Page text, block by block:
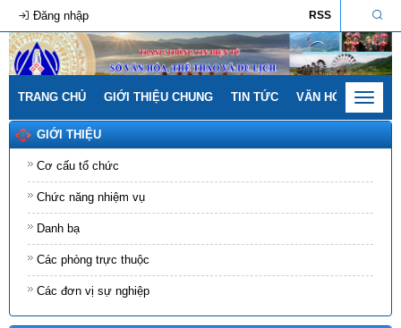
RSS
Đăng nhập
TRANG CHỦ GIỚI THIỆU CHUNG TIN TỨC VĂN HÓA - GIA
Toggle
GIỚI THIỆU
Cơ cấu tổ chức
Chức năng nhiệm vụ
Danh bạ
Các phòng trực thuộc
Các đơn vị sự nghiệp